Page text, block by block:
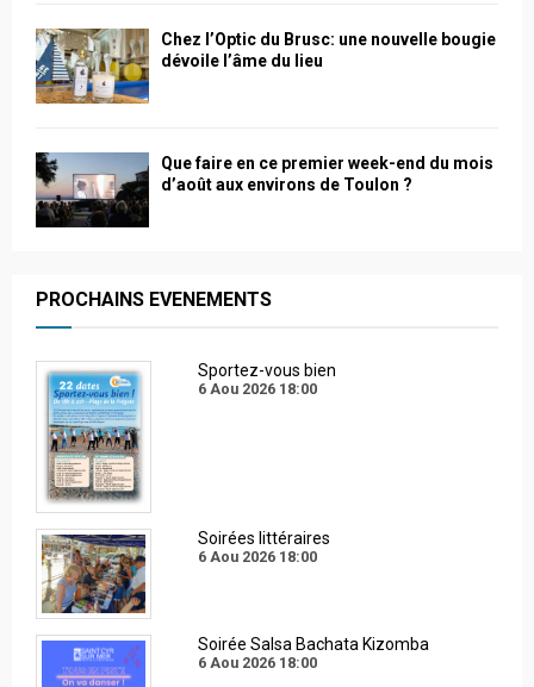
Chez l’Optic du Brusc: une nouvelle bougie
dévoile l’âme du lieu
Que faire en ce premier week-end du mois
d’août aux environs de Toulon ?
PROCHAINS EVENEMENTS
Sportez-vous bien
6 Aou 2026 18:00
Soirées littéraires
6 Aou 2026 18:00
Soirée Salsa Bachata Kizomba
6 Aou 2026 18:00